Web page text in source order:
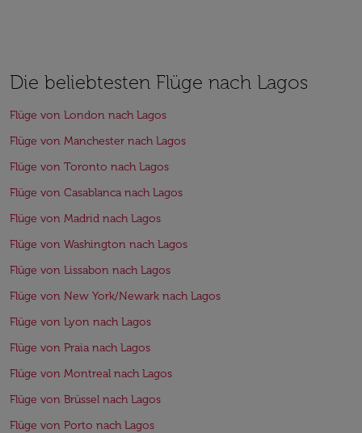
Die beliebtesten Flüge nach Lagos
Flüge von London nach Lagos
Flüge von Manchester nach Lagos
Flüge von Toronto nach Lagos
Flüge von Casablanca nach Lagos
Flüge von Madrid nach Lagos
Flüge von Washington nach Lagos
Flüge von Lissabon nach Lagos
Flüge von New York/Newark nach Lagos
Flüge von Lyon nach Lagos
Flüge von Praia nach Lagos
Flüge von Montreal nach Lagos
Flüge von Brüssel nach Lagos
Flüge von Porto nach Lagos